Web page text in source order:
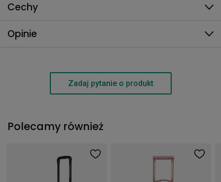
Cechy
Opinie
Zadaj pytanie o produkt
Polecamy również